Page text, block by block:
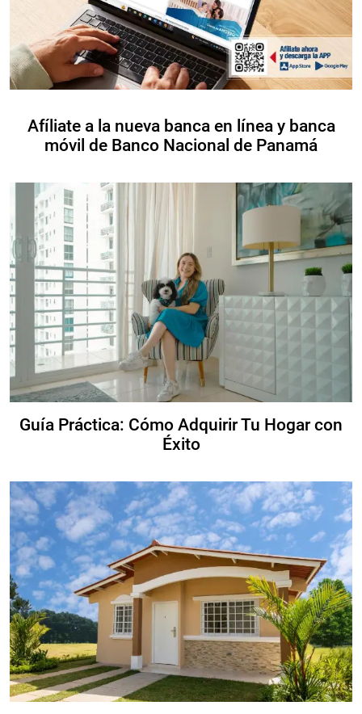
Afíliate a la nueva banca en línea y banca
móvil de Banco Nacional de Panamá
Guía Práctica: Cómo Adquirir Tu Hogar con
Éxito